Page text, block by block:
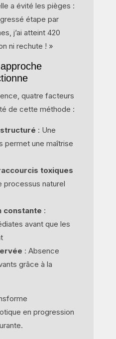
a évité les pièges :
étape par
j’ai atteint 420
ni rechute ! »
quatre facteurs
de cette méthode :
: Une
permet une maîtrise
toxiques
processus naturel
constante :
avant que les
: Absence
grâce à la
en progression